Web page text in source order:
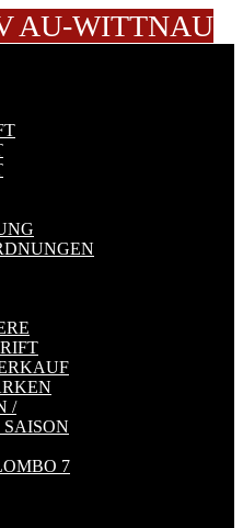
AU-WITTNAU
/
7